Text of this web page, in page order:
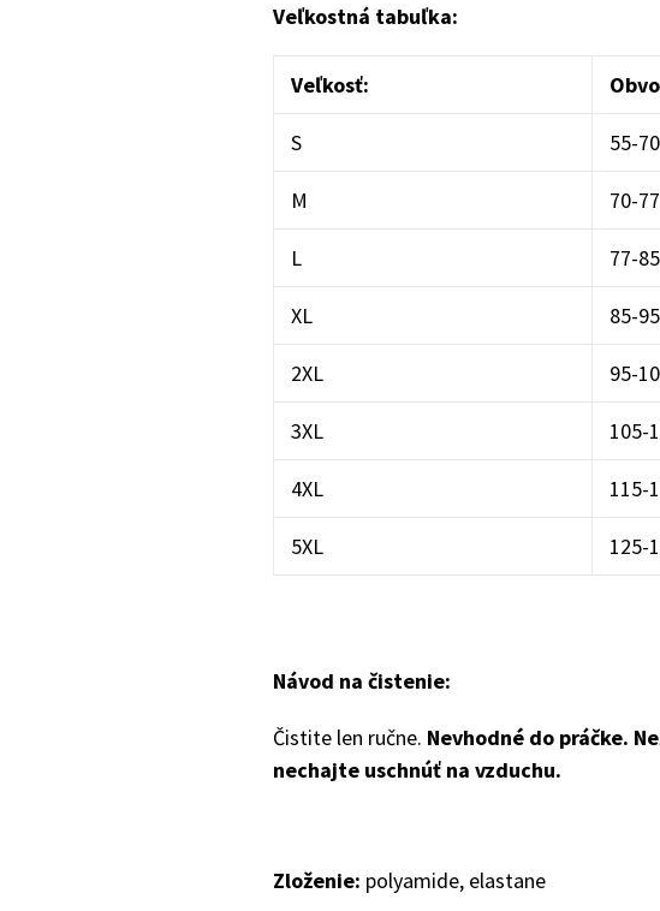
Veľkostná tabuľka:
Veľkosť:
S 55-70
M 70-77
L 77-85
XL 85-95
2XL 95-
3XL 105-
4XL 115-
5XL 125-
Návod na čistenie:
Čistite len ručne. Nevhodné do práčke.
nechajte uschnúť na vzduchu.
Zloženie: polyamide, elastane